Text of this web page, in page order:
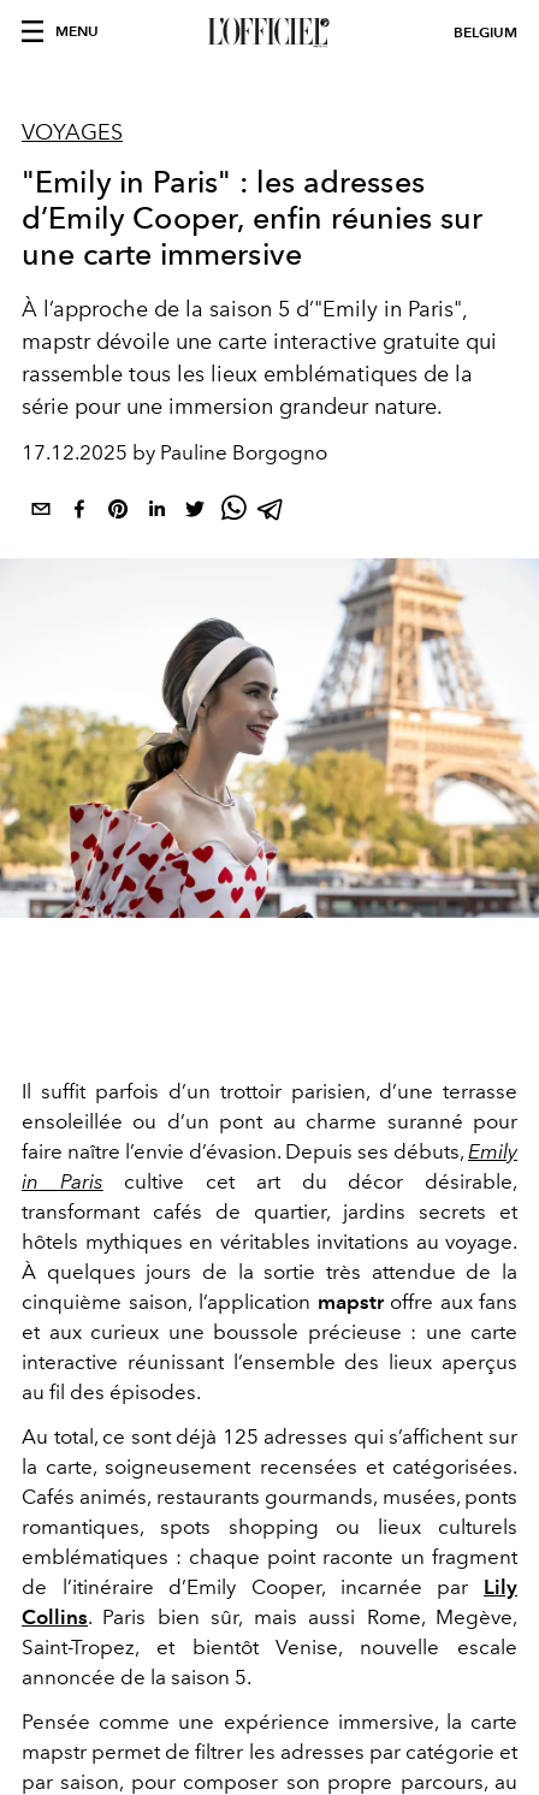
MENU BELGIUM
VOYAGES
"Emily in Paris" : les adresses
d’Emily Cooper, enfin réunies sur
une carte immersive
À l’approche de la saison 5 d’"Emily in Paris",
mapstr dévoile une carte interactive gratuite qui
rassemble tous les lieux emblématiques de la
série pour une immersion grandeur nature.
17.12.2025 by Pauline Borgogno
Il suffit parfois d’un trottoir parisien, d’une terrasse
ensoleillée ou d’un pont au charme suranné pour
faire naître l’envie d’évasion. Depuis ses débuts, Emily
in Paris cultive cet art du décor désirable,
transformant cafés de quartier, jardins secrets et
hôtels mythiques en véritables invitations au voyage.
À quelques jours de la sortie très attendue de la
cinquième saison, l’application mapstr offre aux fans
et aux curieux une boussole précieuse : une carte
interactive réunissant l’ensemble des lieux aperçus
au fil des épisodes.
Au total, ce sont déjà 125 adresses qui s’affichent sur
la carte, soigneusement recensées et catégorisées.
Cafés animés, restaurants gourmands, musées, ponts
romantiques, spots shopping ou lieux culturels
emblématiques : chaque point raconte un fragment
de l’itinéraire d’Emily Cooper, incarnée par Lily
Collins. Paris bien sûr, mais aussi Rome, Megève,
Saint-Tropez, et bientôt Venise, nouvelle escale
annoncée de la saison 5.
Pensée comme une expérience immersive, la carte
mapstr permet de filtrer les adresses par catégorie et
par saison, pour composer son propre parcours, au